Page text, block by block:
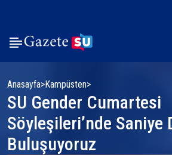
Anasayfa Kampüsten
SU Gender Cumartesi
Söyleşileri’nde Saniye
Buluşuyoruz